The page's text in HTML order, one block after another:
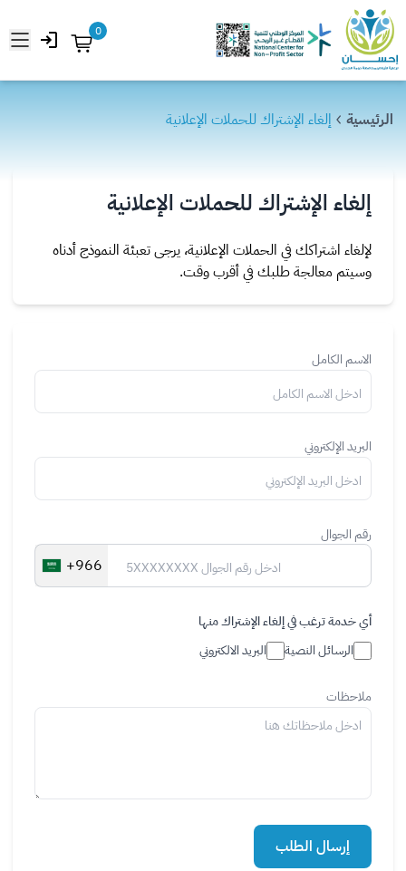
0 فتح
عن الجمعية
تبرع الآن
الرئيسية إلغاء الإشتراك للحملات الإعلانية
إلغاء الإشتراك للحملات الإعلانية
لإلغاء اشتراكك في الحملات الإعلانية، يرجى تعبئة النموذج أدناه
وسيتم معالجة طلبك في أقرب وقت.
الاسم الكامل
البريد الإلكتروني
رقم الجوال
+966
أي خدمة ترغب في إلغاء الإشتراك منها
الرسائل النصية
البريد الالكتروني
ملاحظات
إرسال الطلب